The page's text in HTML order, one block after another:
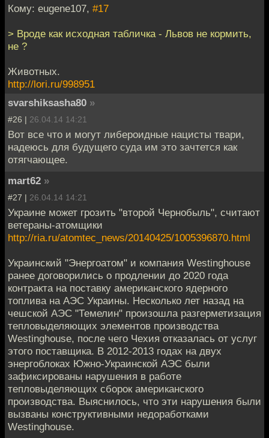
Кому: eugene107, #17
> Вроде как исходная табличка - Львов не кормить,
не ?
Животных.
http://lori.ru/998951
svarshiksasha80 »
#26 | 26.04.14 14:21
Вот все что и могут либероидные нацисты твари,
надеюсь для будущего суда им это зачтется как
отягчающее.
mart62 »
#27 | 26.04.14 14:21
Украине может грозить "второй Чернобыль", считают
ветераны-атомщики
http://ria.ru/atomtec_news/20140425/1005396870.html
Украинский "Энергоатом" и компания Westinghouse
ранее договорились о продлении до 2020 года
контракта на поставку американского ядерного
топлива на АЭС Украины. Несколько лет назад на
чешской АЭС "Темелин" произошла разгерметизация
тепловыделяющих элементов производства
Westinghouse, после чего Чехия отказалась от услуг
этого поставщика. В 2012-2013 годах на двух
энергоблоках Южно-Украинской АЭС были
зафиксированы нарушения в работе
тепловыделяющих сборок американского
производства. Выяснилось, что эти нарушения были
вызваны конструктивными недоработками
Westinghouse.